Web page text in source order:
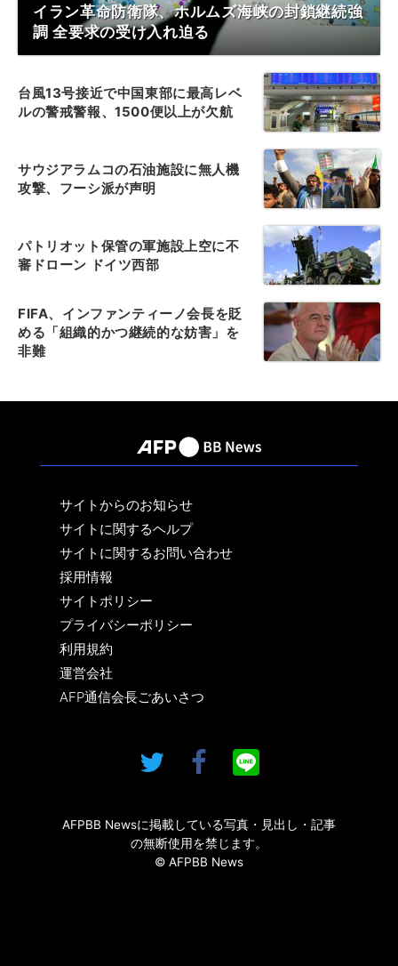
イラン革命防衛隊、ホルムズ海峡の封鎖継続強
調 全要求の受け入れ迫る
台風13号接近で中国東部に最高レベ
ルの警戒警報、1500便以上が欠航
サウジアラムコの石油施設に無人機
攻撃、フーシ派が声明
パトリオット保管の軍施設上空に不
審ドローン ドイツ西部
FIFA、インファンティーノ会長を貶
める「組織的かつ継続的な妨害」を
非難
サイトからのお知らせ
サイトに関するヘルプ
サイトに関するお問い合わせ
採用情報
サイトポリシー
プライバシーポリシー
利用規約
運営会社
AFP通信会長ごあいさつ
AFPBB Newsに掲載している写真・見出し・記事
の無断使用を禁じます。
© AFPBB News